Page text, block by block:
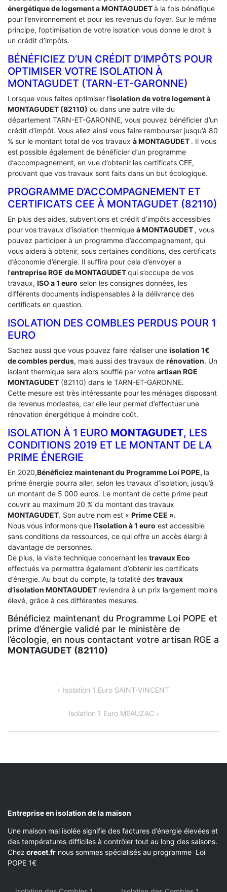
énergétique de logement aMONTAGUDETà la fois bénéfique
pour l’environnement et pour les revenus du foyer. Sur le même
principe, l’optimisation de votre isolation vous donne le droit à
un crédit d’impôts.
BÉNÉFICIEZ D’UN CRÉDIT D’IMPÔTS POUR
OPTIMISER VOTRE ISOLATION À
‎MONTAGUDET (TARN-ET-GARONNE)
Lorsque vous faites optimiser l’isolation de votre logement à
MONTAGUDET (82110) ou dans une autre ville du
département TARN-ET-GARONNE, vous pouvez bénéficier d’un
crédit d’impôt. Vous allez ainsi vous faire rembourser jusqu’à 80
% sur le montant total de vos travaux à MONTAGUDET . Il vous
est possible également de bénéficier d’un programme
d’accompagnement, en vue d’obtenir les certificats CEE,
prouvant que vos travaux sont faits dans un but écologique.
PROGRAMME D’ACCOMPAGNEMENT ET
CERTIFICATS CEE À ‎MONTAGUDET (82110)
En plus des aides, subventions et crédit d’impôts accessibles
pour vos travaux d’isolation thermique à MONTAGUDET , vous
pouvez participer à un programme d’accompagnement, qui
vous aidera à obtenir, sous certaines conditions, des certificats
d’économie d’énergie. Il suffira pour cela d’envoyer a
l’entreprise RGE de MONTAGUDETqui s’occupe de vos
travaux, ISO a 1 euro selon les consignes données, les
différents documents indispensables à la délivrance des
certificats en question.
ISOLATION DES COMBLES PERDUS POUR 1
EURO
Sachez aussi que vous pouvez faire réaliser une isolation 1€
de combles perdus, mais aussi des travaux de rénovation. Un
isolant thermique sera alors soufflé par votre artisan RGE
MONTAGUDET (82110) dans le TARN-ET-GARONNE.
Cette mesure est très intéressante pour les ménages disposant
de revenus modestes, car elle leur permet d’effectuer une
rénovation énergétique à moindre coût.
ISOLATION À 1 EURO MONTAGUDET, LES
CONDITIONS 2019 ET LE MONTANT DE LA
PRIME ÉNERGIE
En 2020,Bénéficiez maintenant du Programme Loi POPE, la
prime énergie pourra aller, selon les travaux d’isolation, jusqu’à
un montant de 5 000 euros. Le montant de cette prime peut
couvrir au maximum 20 % du montant des travaux
MONTAGUDET. Son autre nom est « Prime CEE ».
Nous vous informons que l‘isolation à 1 euro est accessible
sans conditions de ressources, ce qui offre un accès élargi à
davantage de personnes.
De plus, la visite technique concernant les travaux Eco
effectués va permettra également d’obtenir les certificats
d’énergie. Au bout du compte, la totalité des travaux
d’isolation MONTAGUDET reviendra à un prix largement moins
élevé, grâce à ces différentes mesures.
Bénéficiez maintenant du Programme Loi POPE et
prime d’énergie validé par le ministère de
l’écologie, en nous contactant votre artisan RGE a
MONTAGUDET (82110)
NAVIGATIONIsolation 1 Euro SAINT-VINCENT
Isolation 1 Euro MEAUZAC
Entreprise en isolation de la maison
Une maison mal isolée signifie des factures d’énergie élevées et
des températures difficiles à contrôler tout au long des saisons.
Chez crecet.fr nous sommes spécialisés au programme Loi
POPE 1€